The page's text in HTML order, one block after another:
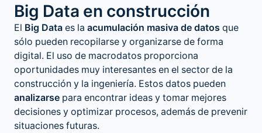
Big Data en construcción
El Big Data es la acumulación masiva de datos que
sólo pueden recopilarse y organizarse de forma
digital. El uso de macrodatos proporciona
oportunidades muy interesantes en el sector de la
construcción y la ingeniería. Estos datos pueden
analizarse para encontrar ideas y tomar mejores
decisiones y optimizar procesos, además de prevenir
situaciones futuras.